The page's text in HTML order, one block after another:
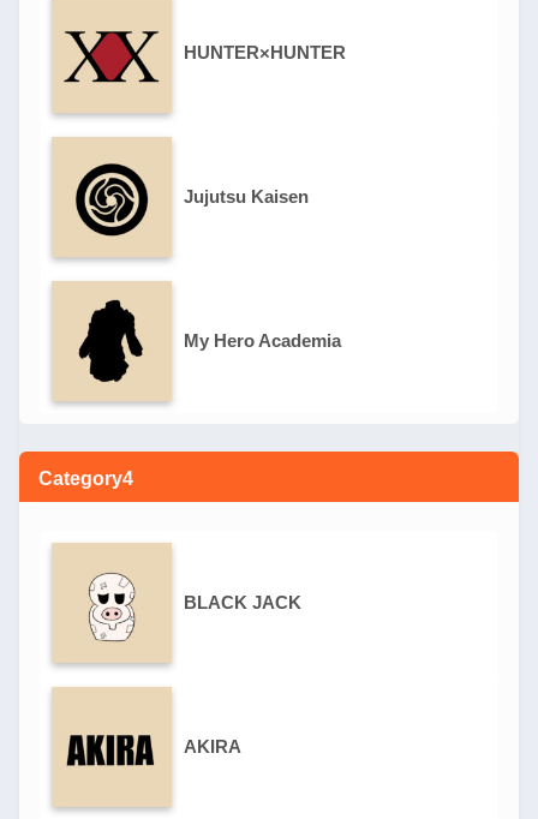
HUNTER×HUNTER
Jujutsu Kaisen
My Hero Academia
Category4
BLACK JACK
AKIRA